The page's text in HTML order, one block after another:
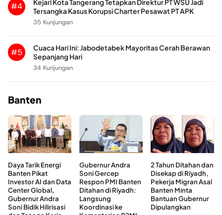
#4
Kejari Kota Tangerang Tetapkan Direktur PT WSU Jadi
Tersangka Kasus Korupsi Charter Pesawat PT APK
35 Kunjungan
#5
Cuaca Hari Ini: Jabodetabek Mayoritas Cerah Berawan
Sepanjang Hari
34 Kunjungan
Banten
Daya Tarik Energi
Banten Pikat
Investor AI dan Data
Center Global,
Gubernur Andra
Soni Bidik Hilirisasi
Gubernur Andra
Soni Gercep
Respon PMI Banten
Ditahan di Riyadh:
Langsung
Koordinasi ke
2 Tahun Ditahan dan
Disekap di Riyadh,
Pekerja Migran Asal
Banten Minta
Bantuan Gubernur
Dipulangkan